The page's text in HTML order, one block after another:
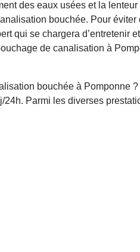
des eaux usées et la lenteur
bouchée. Pour éviter
qui se chargera d’entretenir
de canalisation à
bouchée à Pomponne
Parmi les diverses